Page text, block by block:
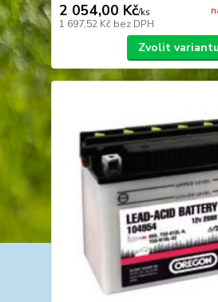
2 054,00 Kč/ks
1 697,52 Kč bez DPH
Zvolit variantu